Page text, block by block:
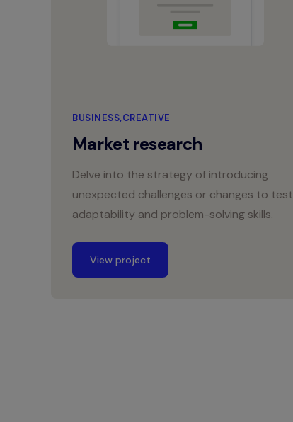
BUSINESS CREATIVE
Market research
Delve into the strategy of introducing
unexpected challenges or changes to test
adaptability and problem-solving skills.
View project